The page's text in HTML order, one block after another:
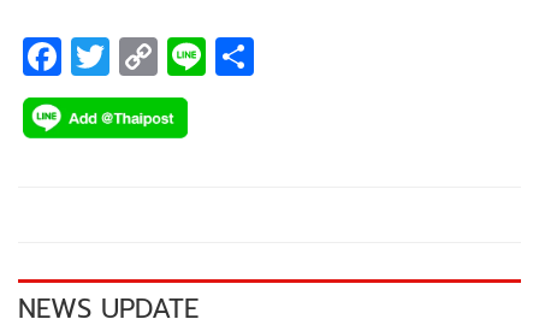
F
ac
e
k
T
wi
tt
C
o
p
k
Li
NEWS UPDATE